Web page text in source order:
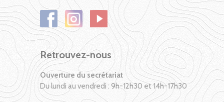
Retrouvez-nous
Ouverture du secrétariat
Du lundi au vendredi : 9h-12h30 et 14h-17h30